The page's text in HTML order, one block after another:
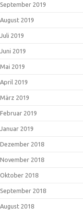
September 2019
August 2019
Juli 2019
Juni 2019
Mai 2019
April 2019
März 2019
Februar 2019
Januar 2019
Dezember 2018
November 2018
Oktober 2018
September 2018
August 2018